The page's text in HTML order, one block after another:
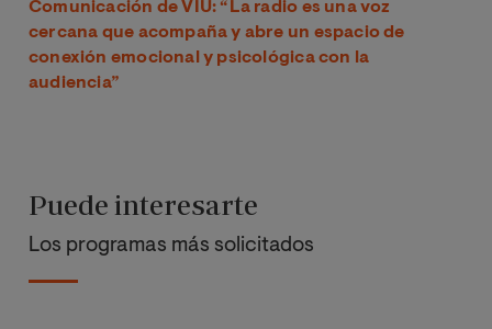
Comunicación de VIU: “La radio es una voz
cercana que acompaña y abre un espacio de
conexión emocional y psicológica con la
audiencia”
Puede interesarte
Los programas más solicitados